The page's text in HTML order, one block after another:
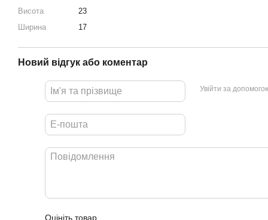
Висота
23
Ширина
17
Новий відгук або коментар
Увійти за
Оцініть товар